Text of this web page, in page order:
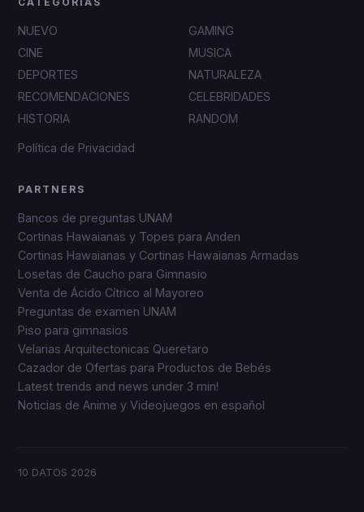
NUEVO
GAMING
CINE
MUSICA
DEPORTES
NATURALEZA
RECOMENDACIONES
CELEBRIDADES
HISTORIA
RANDOM
Política de Privacidad
PARTNERS
Bancos de preguntas UNAM
Cortinas Hawaianas y Topes para Anden
Cortinas Hawaianas y Cortinas Hawaianas Armadas
Losetas de Caucho para Gimnasio
Venta de Ácido Cítrico al Mayoreo
Preguntas de examen UNAM
Piso para gimnasios
Velarias Arquitectonicas Queretaro
Cazador de Ofertas para Productos de Bebés
Latest trends and news under 3 min!
Noticias de Anime y Videojuegos en español
10 DATOS 2026